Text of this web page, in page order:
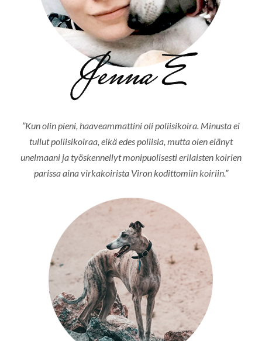
”Kun olin pieni, haaveammattini oli poliisikoira. Minusta ei
tullut poliisikoiraa, eikä edes poliisia, mutta olen elänyt
unelmaani ja työskennellyt monipuolisesti erilaisten koirien
parissa aina virkakoirista Viron kodittomiin koiriin.”